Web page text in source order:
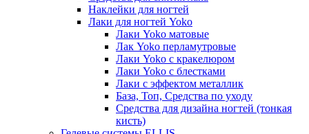
Наклейки для ногтей
Лаки для ногтей Yoko
Лаки Yoko матовые
Лак Yoko перламутровые
Лаки Yoko с кракелюром
Лаки Yoko с блестками
Лаки с эффектом металлик
База, Топ, Средства по уходу
Средства для дизайна ногтей (тонкая
кисть)